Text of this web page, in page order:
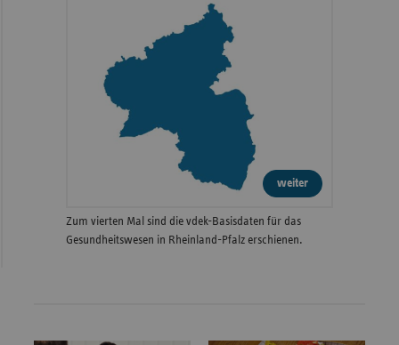
weiter
Zum vierten Mal sind die vdek-Basisdaten für das
Gesundheitswesen in Rheinland-Pfalz erschienen.